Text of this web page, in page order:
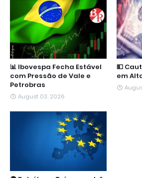
📊 Ibovespa Fecha Estável
com Pressão de Vale e
Petrobras
August 03, 2026
💵
em